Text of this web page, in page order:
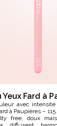
Yeux Fard à
avec
à Paupières –
free, doux